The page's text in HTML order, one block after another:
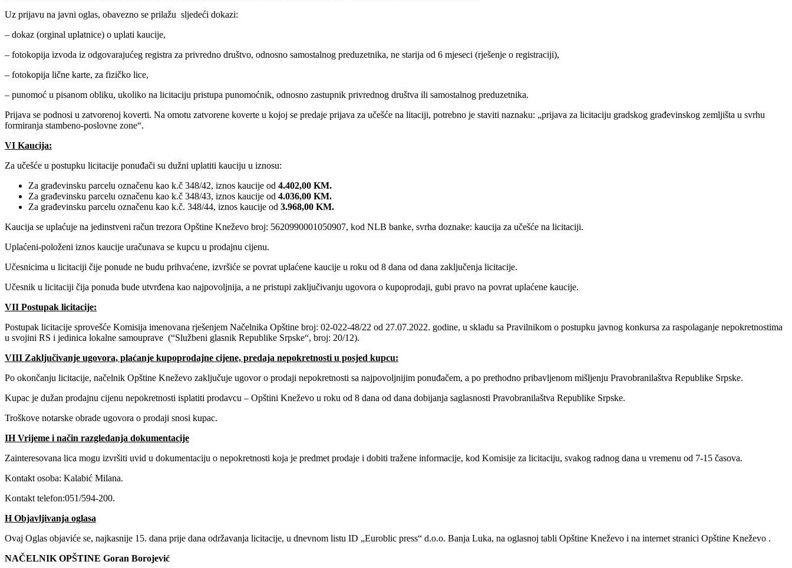
Uz prijavu na javni oglas, obavezno se prilažu sljedeći dokazi:
– dokaz (orginal uplatnice) o uplati kaucije,
– fotokopija izvoda iz odgovarajućeg registra za privredno društvo, odnosno samostalnog preduzetnika, ne starija od 6 mjeseci (rješenje o registraciji),
– fotokopija lične karte, za fizičko lice,
– punomoć u pisanom obliku, ukoliko na licitaciju pristupa punomoćnik, odnosno zastupnik privrednog društva ili samostalnog preduzetnika.
Prijava se podnosi u zatvorenoj koverti. Na omotu zatvorene koverte u kojoj se predaje prijava za učešće na litaciji, potrebno je staviti naznaku: „prijava za licitaciju gradskog građevinskog zemljišta u svrhu
formiranja stambeno-poslovne zone“.
VI Kaucija:
Za učešće u postupku licitacije ponuđači su dužni uplatiti kauciju u iznosu:
Za građevinsku parcelu označenu kao k.č 348/42, iznos kaucije od 4.402,00 KM.
Za građevinsku parcelu označenu kao k.č 348/43, iznos kaucije od 4.036,00 KM.
Za građevinsku parcelu označenu kao k.č. 348/44, iznos kaucije od 3.968,00 KM.
Kaucija se uplaćuje na jedinstveni račun trezora Opštine Kneževo broj: 5620990001050907, kod NLB banke, svrha doznake: kaucija za učešće na licitaciji.
Uplaćeni-položeni iznos kaucije uračunava se kupcu u prodajnu cijenu.
Učesnicima u licitaciji čije ponude ne budu prihvaćene, izvršiće se povrat uplaćene kaucije u roku od 8 dana od dana zaključenja licitacije.
Učesnik u licitaciji čija ponuda bude utvrđena kao najpovoljnija, a ne pristupi zaključivanju ugovora o kupoprodaji, gubi pravo na povrat uplaćene kaucije.
VII Postupak licitacije:
Postupak licitacije sprovešće Komisija imenovana rješenjem Načelnika Opštine broj: 02-022-48/22 od 27.07.2022. godine, u skladu sa Pravilnikom o postupku javnog konkursa za raspolaganje nepokretnostima
u svojini RS i jedinica lokalne samouprave (“Službeni glasnik Republike Srpske“, broj: 20/12).
VIII Zaključivanje ugovora, plaćanje kupoprodajne cijene, predaja nepokretnosti u posjed kupcu:
Po okončanju licitacije, načelnik Opštine Kneževo zaključuje ugovor o prodaji nepokretnosti sa najpovoljnijim ponuđačem, a po prethodno pribavljenom mišljenju Pravobranilaštva Republike Srpske.
Kupac je dužan prodajnu cijenu nepokretnosti isplatiti prodavcu – Opštini Kneževo u roku od 8 dana od dana dobijanja saglasnosti Pravobranilaštva Republike Srpske.
Troškove notarske obrade ugovora o prodaji snosi kupac.
IH Vrijeme i način razgledanja dokumentacije
Zainteresovana lica mogu izvršiti uvid u dokumentaciju o nepokretnosti koja je predmet prodaje i dobiti tražene informacije, kod Komisije za licitaciju, svakog radnog dana u vremenu od 7-15 časova.
Kontakt osoba: Kalabić Milana.
Kontakt telefon:051/594-200.
H Objavljivanja oglasa
Ovaj Oglas objaviće se, najkasnije 15. dana prije dana održavanja licitacije, u dnevnom listu ID „Euroblic press“ d.o.o. Banja Luka, na oglasnoj tabli Opštine Kneževo i na internet stranici Opštine Kneževo .
NAČELNIK OPŠTINE Goran Borojević